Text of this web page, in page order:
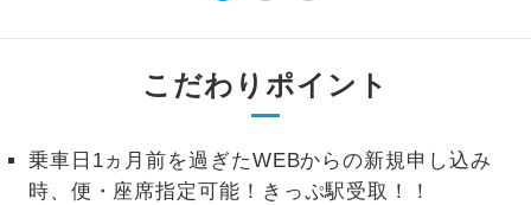
こだわりポイント
乗車日1ヵ月前を過ぎたWEBからの新規申し込み
時、便・座席指定可能！きっぷ駅受取！！
事の心配はいりません。（機内食を除
く）
お部屋食
お部屋にてゆっくりとお召し上がりいた
だけます。